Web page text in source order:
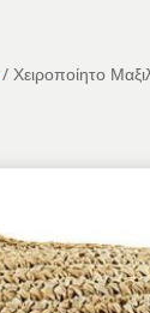
/ Χειροποίητο